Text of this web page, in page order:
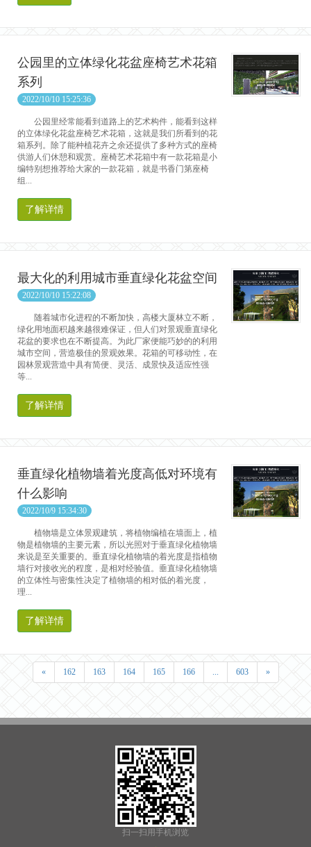
公园里的立体绿化花盆座椅艺术花箱
系列
2022/10/10 15:25:36
公园里经常能看到道路上的艺术构件，能看到这样
的立体绿化花盆座椅艺术花箱，这就是我们所看到的花
箱系列。除了能种植花卉之余还提供了多种方式的座椅
供游人们休憩和观赏。座椅艺术花箱中有一款花箱是小
编特别想推荐给大家的一款花箱，就是书香门第座椅
组...
了解详情
最大化的利用城市垂直绿化花盆空间
2022/10/10 15:22:08
随着城市化进程的不断加快，高楼大厦林立不断，
绿化用地面积越来越很难保证，但人们对景观垂直绿化
花盆的要求也在不断提高。为此厂家便能巧妙的的利用
城市空间，营造极佳的景观效果。花箱的可移动性，在
园林景观营造中具有简便、灵活、成景快及适应性强
等...
了解详情
垂直绿化植物墙着光度高低对环境有
什么影响
2022/10/9 15:34:30
植物墙是立体景观建筑，将植物编植在墙面上，植
物是植物墙的主要元素，所以光照对于垂直绿化植物墙
来说是至关重要的。垂直绿化植物墙的着光度是指植物
墙行对接收光的程度，是相对经验值。垂直绿化植物墙
的立体性与密集性决定了植物墙的相对低的着光度，
理...
了解详情
« 162 163 164 165 166 ... 603 »
扫一扫用手机浏览